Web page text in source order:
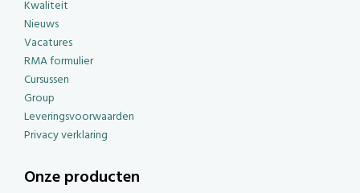
Kwaliteit
Nieuws
Vacatures
RMA formulier
Cursussen
Group
Leveringsvoorwaarden
Privacy verklaring
Onze producten